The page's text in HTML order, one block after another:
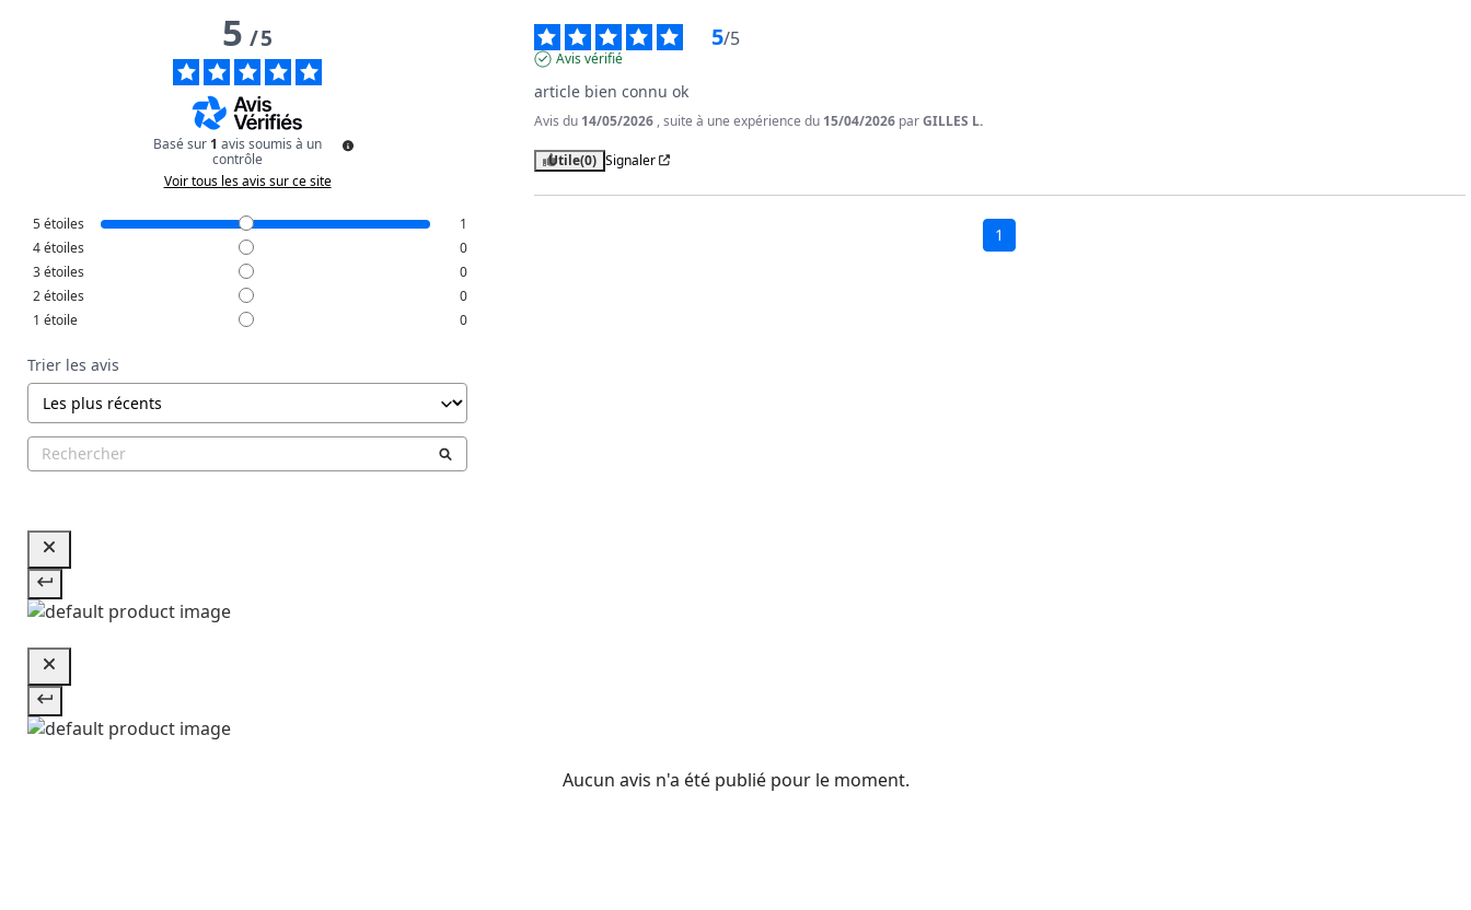
5/5
Basé sur 1 avis soumis à un
contrôle
Voir tous les avis sur ce site
5étoiles
1
4étoiles
0
3étoiles
0
2étoiles
0
1 étoile 0
Trier les avis
5/5
Avis vérifié
article bien connu ok
Avis du 14/05/2026 , suite à une expérience du 15/04/2026 parGILLES L.
Utile(0) Signaler
1
Aucun avis n'a été publié pour le moment.